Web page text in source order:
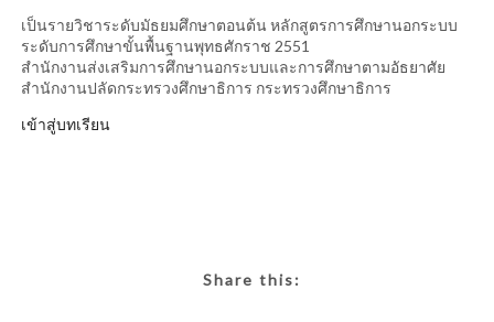
เป็นรายวิชาระดับมัธยมศึกษาตอนต้น หลักสูตรการศึกษานอกระบบ
ระดับการศึกษาขั้นพื้นฐานพุทธศักราช 2551
สำนักงานส่งเสริมการศึกษานอกระบบและการศึกษาตามอัธยาศัย
สำนักงานปลัดกระทรวงศึกษาธิการ กระทรวงศึกษาธิการ
เข้าสู่บทเรียน
Share this: